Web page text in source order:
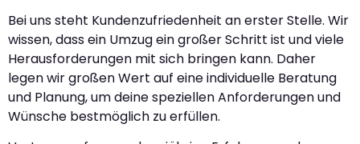
Bei uns steht Kundenzufriedenheit an erster Stelle. Wir
wissen, dass ein Umzug ein großer Schritt ist und viele
Herausforderungen mit sich bringen kann. Daher
legen wir großen Wert auf eine individuelle Beratung
und Planung, um deine speziellen Anforderungen und
Wünsche bestmöglich zu erfüllen.